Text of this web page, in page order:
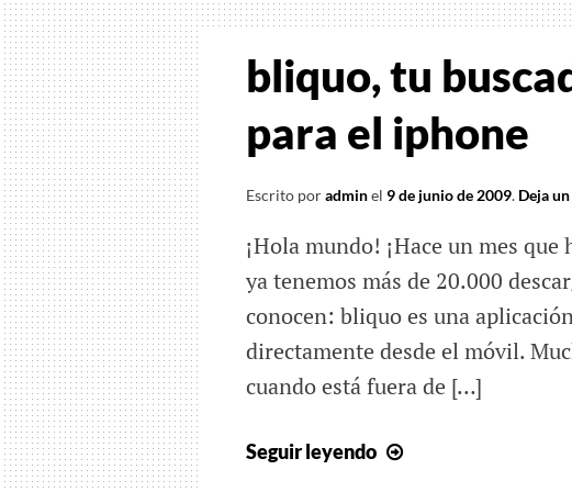
reserva
a
de
iPhone
bliquo, tu
para el iphone
Escrito poradminel 9 de junio de 2009. Deja
¡Hola mundo! ¡Hace un mes
ya tenemos más de 20.000
conocen: bliquo es una
directamente desde el móvil.
cuando está fuera de […]
Seguir leyendo